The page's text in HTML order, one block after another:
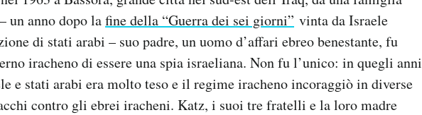
un anno dopo lafine della “Guerra dei sei giorni” vinta da Israele
di stati arabi – suo padre, un uomo d’affari ebreo benestante, fu
iracheno di essere una spia israeliana. Non fu l’unico: in quegli anni
e stati arabi era molto teso e il regime iracheno incoraggiò in diverse
contro gli ebrei iracheni. Katz, i suoi tre fratelli e la loro madre